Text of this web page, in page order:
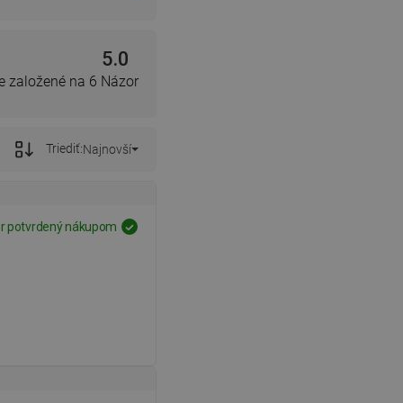
5.0
založené na 6 Názor
Triediť:Najnovší
potvrdený nákupom